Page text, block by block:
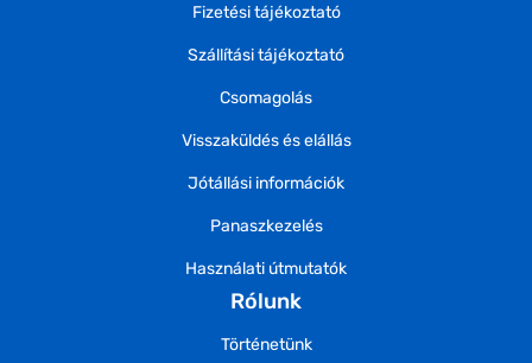
Fizetési tájékoztató
Szállítási tájékoztató
Csomagolás
Visszaküldés és elállás
Jótállási információk
Panaszkezelés
Használati útmutatók
Rólunk
Történetünk